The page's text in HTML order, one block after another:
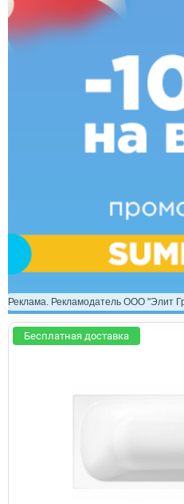
Реклама. Рекламодатель ООО "Элит
Бесплатная доставка